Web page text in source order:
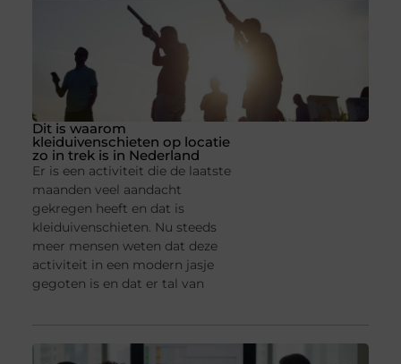
Dit is waarom
kleiduivenschieten op locatie
zo in trek is in Nederland
Er is een activiteit die de laatste
maanden veel aandacht
gekregen heeft en dat is
kleiduivenschieten. Nu steeds
meer mensen weten dat deze
activiteit in een modern jasje
gegoten is en dat er tal van